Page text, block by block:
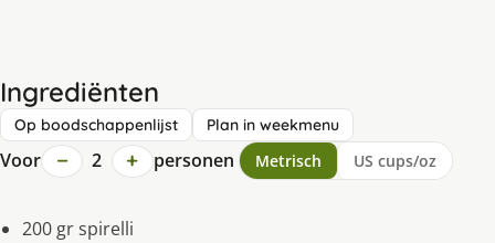
Ingrediënten
Op boodschappenlijst Plan in weekmenu
Voor − 2 + personen Metrisch US cups/oz
200 gr spirelli